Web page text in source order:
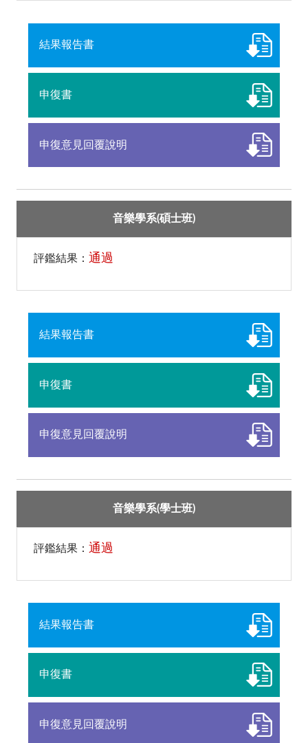
結果報告書
申復書
申復意見回覆說明
音樂學系(碩士班)
評鑑結果： 通過
結果報告書
申復書
申復意見回覆說明
音樂學系(學士班)
評鑑結果： 通過
結果報告書
申復書
申復意見回覆說明